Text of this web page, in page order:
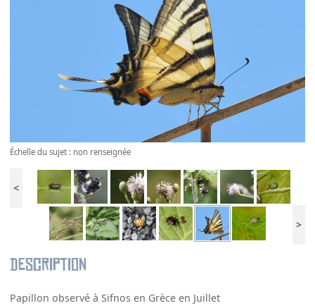
Échelle du sujet : non renseignée
<
>
Description
Papillon observé à Sifnos en Grèce en Juillet